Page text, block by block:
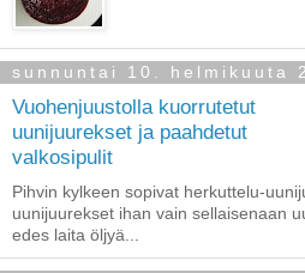
sunnuntai 10. helmikuuta
Vuohenjuustolla kuorrutetut
uunijuurekset ja paahdetut
valkosipulit
Pihvin kylkeen sopivat herkuttelu-
uunijuurekset ihan vain sellaisenaan
edes laita öljyä...